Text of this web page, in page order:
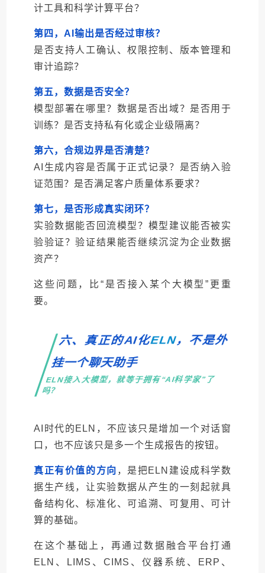
计工具和科学计算平台？
第四，AI输出是否经过审核？
是否支持人工确认、权限控制、版本管理和
审计追踪？
第五，数据是否安全？
模型部署在哪里？数据是否出域？是否用于
训练？是否支持私有化或企业级隔离？
第六，合规边界是否清楚？
AI生成内容是否属于正式记录？是否纳入验
证范围？是否满足客户质量体系要求？
第七，是否形成真实闭环？
实验数据能否回流模型？模型建议能否被实
验验证？验证结果能否继续沉淀为企业数据
资产？
这些问题，比“是否接入某个大模型”更重
要。
六、真正的AI化ELN，不是外
挂一个聊天助手
ELN接入大模型，就等于拥有“AI科学家”了
吗？
AI时代的ELN，不应该只是增加一个对话窗
口，也不应该只是多一个生成报告的按钮。
真正有价值的方向 ， 是把ELN建设成科学数
据生产线，让实验数据从产生的一刻起就具
备结构化、标准化、可追溯、可复用、可计
算的基础。
在这个基础上，再通过数据融合平台打通
ELN、LIMS、CIMS、仪器系统、ERP、